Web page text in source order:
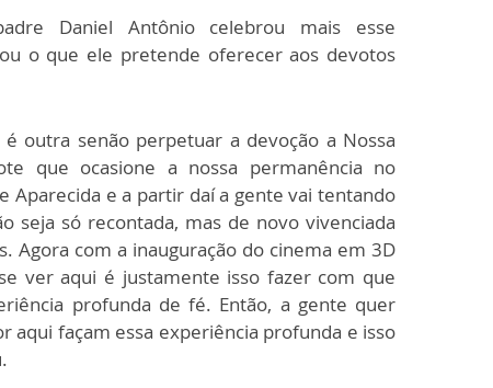
Daniel Antônio celebrou mais esse
o que ele pretende oferecer aos devotos
outra senão perpetuar a devoção a Nossa
que ocasione a nossa permanência no
Aparecida e a partir daí a gente vai tentando
seja só recontada, mas de novo vivenciada
Agora com a inauguração do cinema em 3D
ver aqui é justamente isso fazer com que
profunda de fé. Então, a gente quer
aqui façam essa experiência profunda e isso